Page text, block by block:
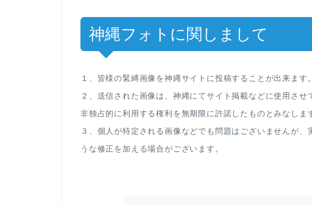
神縄フォトに関しまして
１、皆様の緊縛画像を神縄サイトに投稿することが出来ます。
２、送信された画像は、神縄にてサイト掲載などに使用さ
非独占的に利用する権利を無期限に許諾したものとみなしま
３、個人が特定される画像などでも問題はございませんが
うな修正を加える場合がございます。